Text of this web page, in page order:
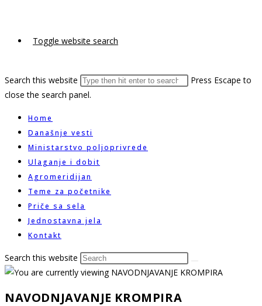
Toggle website search
Search this website
Press Escape to
close the search panel.
Home
Današnje vesti
Ministarstvo poljoprivrede
Ulaganje i dobit
Agromeridijan
Teme za početnike
Priče sa sela
Jednostavna jela
Kontakt
Search this website
NAVODNJAVANJE KROMPIRA